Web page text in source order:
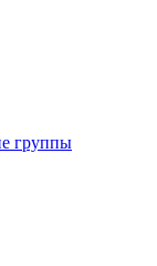
группы